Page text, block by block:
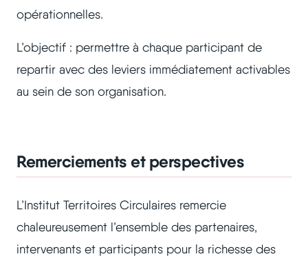
opérationnelles.
L’objectif : permettre à chaque participant de
repartir avec des leviers immédiatement activables
au sein de son organisation.
Remerciements et perspectives
L’Institut Territoires Circulaires remercie
chaleureusement l’ensemble des partenaires,
intervenants et participants pour la richesse des